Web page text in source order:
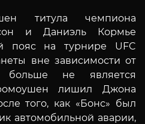
титула чемпиона
и Даниэль Кормье
пояс на турнире UFC
вне зависимости от
больше не является
лишил Джона
того, как «Бонс» был
автомобильной аварии,